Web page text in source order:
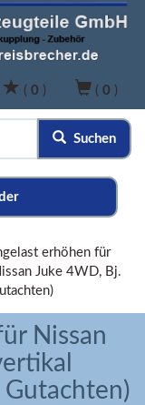
( 0 ) ( 0 )
Suchen
erhöhen für
Juke 4WD, Bj.
Nissan